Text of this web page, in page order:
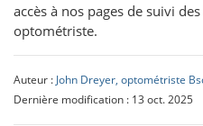
accès à nos pages de suivi
optométriste.
Auteur : John Dreyer, optométriste
Dernière modification : 13 oct. 2025